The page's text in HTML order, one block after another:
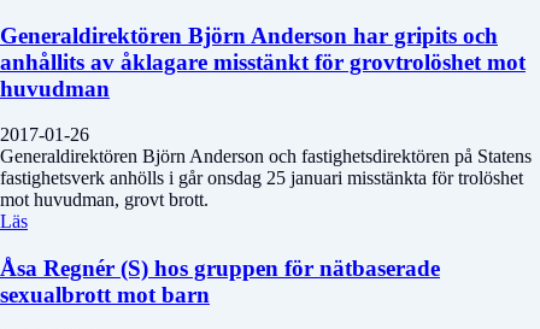
Generaldirektören Björn Anderson har gripits och
anhållits av åklagare misstänkt för grovtrolöshet mot
huvudman
2017-01-26
Generaldirektören Björn Anderson och fastighetsdirektören på Statens
fastighetsverk anhölls i går onsdag 25 januari misstänkta för trolöshet
mot huvudman, grovt brott.
Läs
Åsa Regnér (S) hos gruppen för nätbaserade
sexualbrott mot barn